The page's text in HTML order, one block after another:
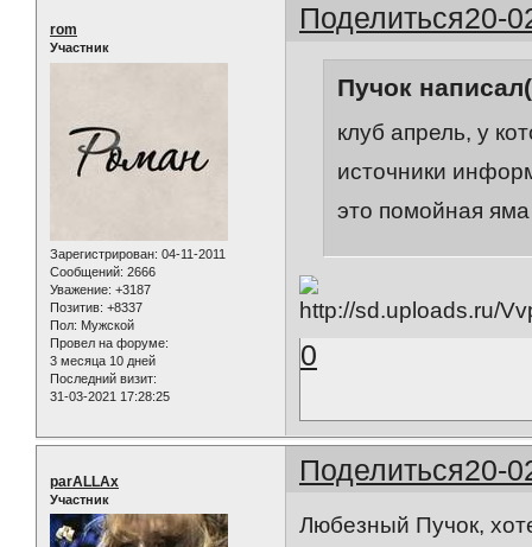
Поделиться20-
rom
Участник
Зарегистрирован: 04-11-2011
Сообщений: 2666
Уважение: +3187
Позитив: +8337
Пол: Мужской
Провел на форуме:
3 месяца 10 дней
Последний визит:
31-03-2021 17:28:25
Пучок
клуб апрель, у
источники
это помойная яма
0
Поделиться20-
parALLAx
Участник
Любезный Пучок,